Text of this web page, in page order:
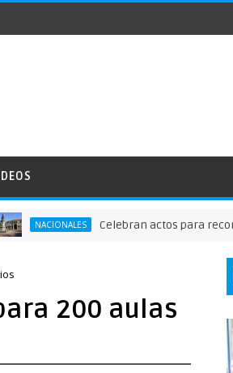
Celebran actos para recordar la
200 aulas